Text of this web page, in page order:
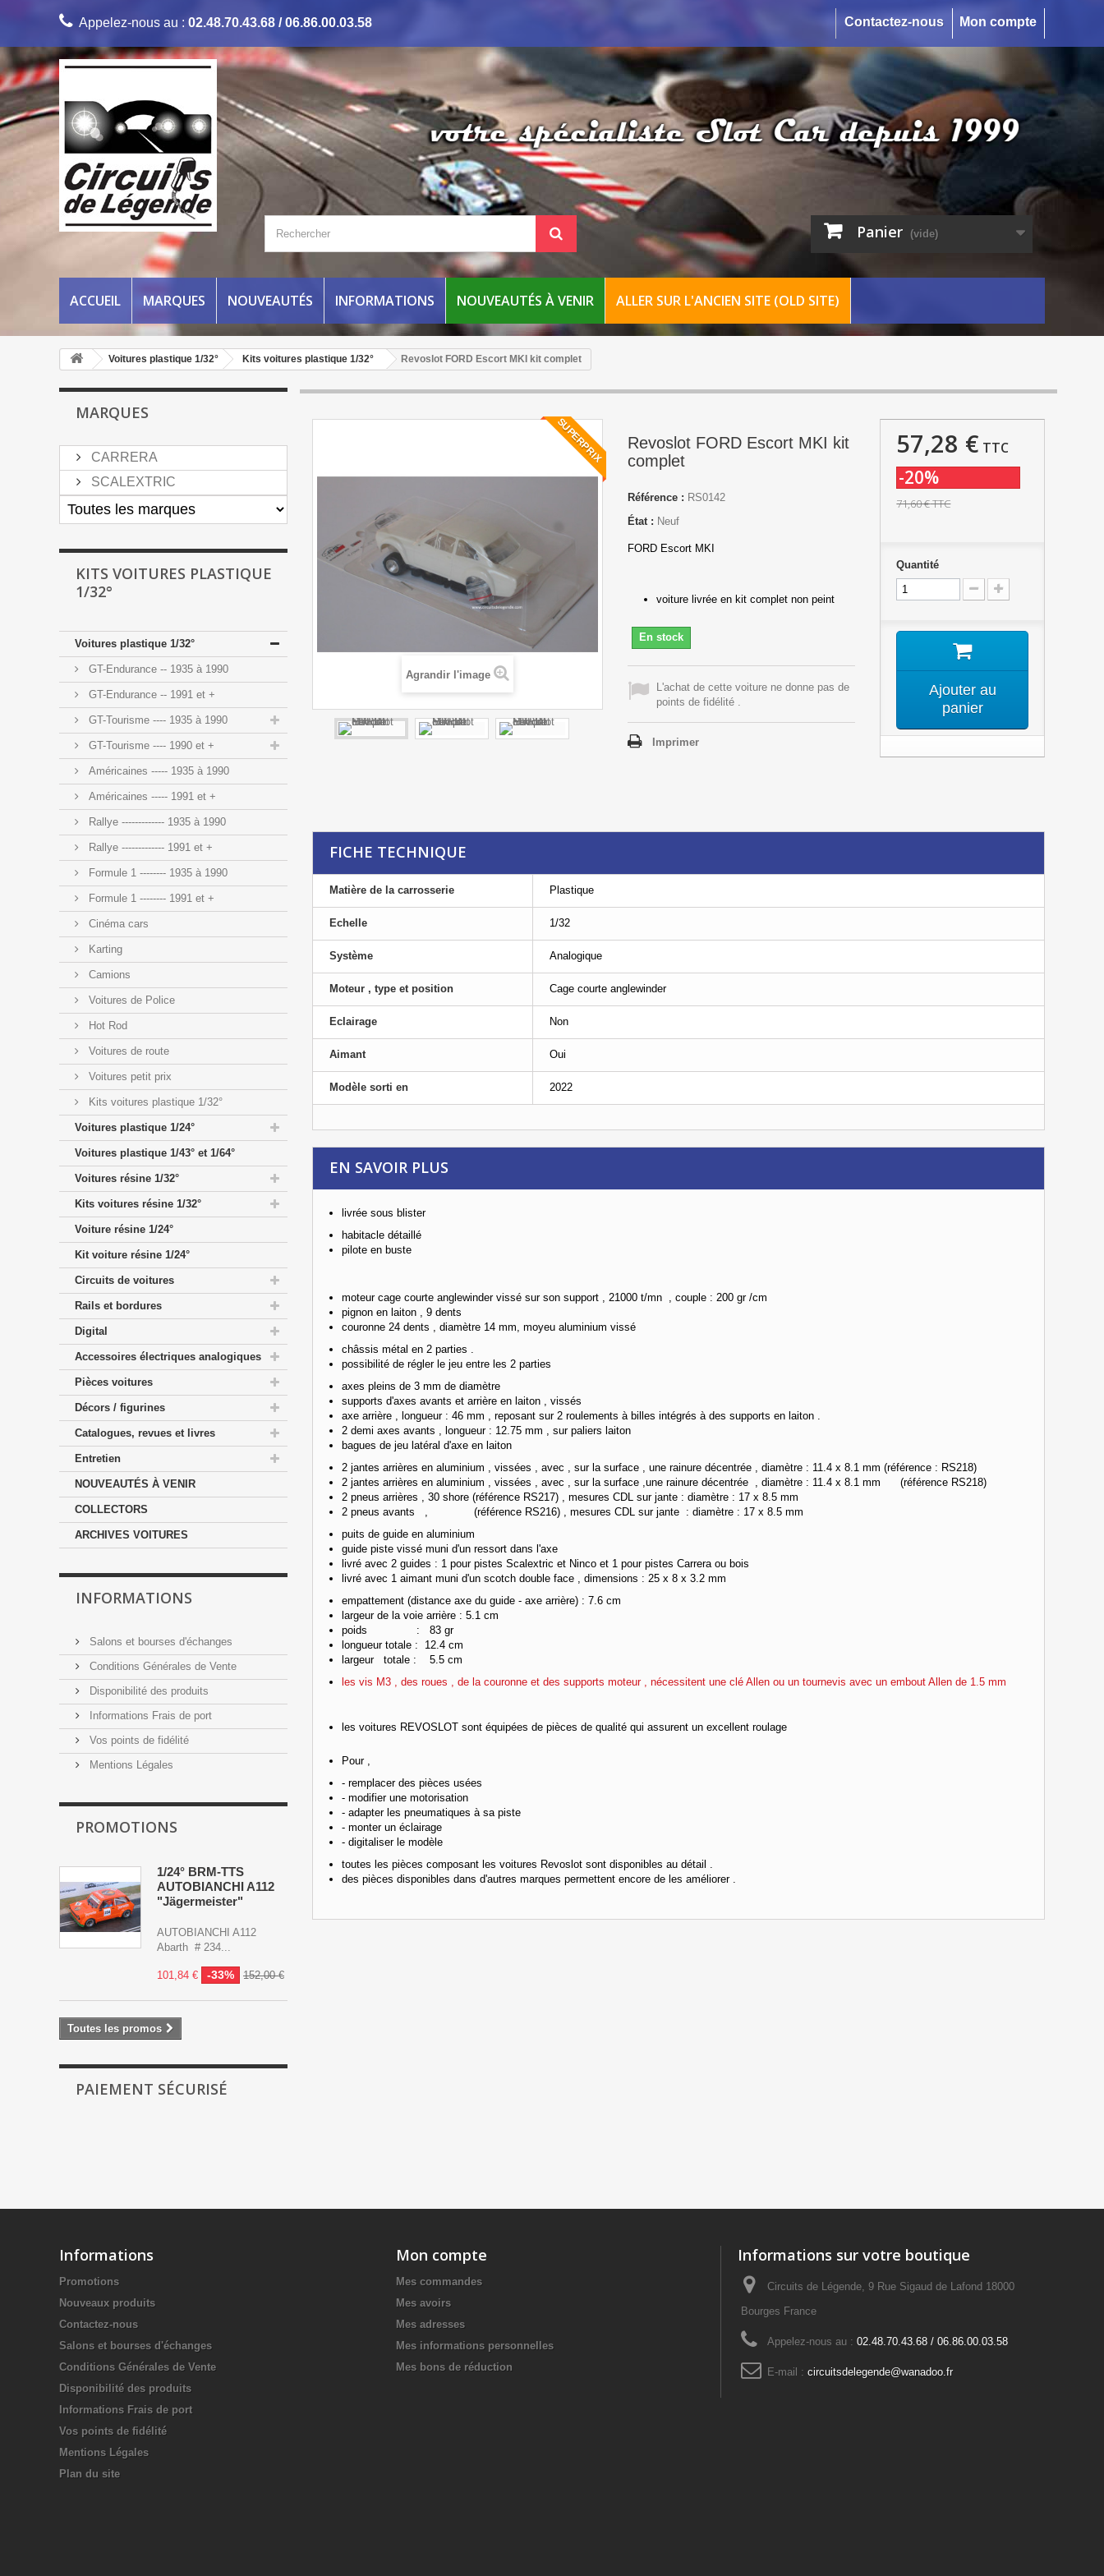
Mon compte
Contactez-nous
Appelez-nous au : 02.48.70.43.68 / 06.86.00.03.58
Panier (vide)
ACCUEIL MARQUES NOUVEAUTÉS INFORMATIONS NOUVEAUTÉS À VENIR ALLER SUR L'ANCIEN SITE (OLD SITE)
Voitures plastique 1/32° Kits voitures plastique 1/32° Revoslot FORD Escort MKI kit complet
MARQUES
CARRERA
SCALEXTRIC
KITS VOITURES PLASTIQUE
1/32°
Voitures plastique 1/32°
GT-Endurance -- 1935 à 1990
GT-Endurance -- 1991 et +
GT-Tourisme ---- 1935 à 1990
GT-Tourisme ---- 1990 et +
Américaines ----- 1935 à 1990
Américaines ----- 1991 et +
Rallye ------------- 1935 à 1990
Rallye ------------- 1991 et +
Formule 1 -------- 1935 à 1990
Formule 1 -------- 1991 et +
Cinéma cars
Karting
Camions
Voitures de Police
Hot Rod
Voitures de route
Voitures petit prix
Kits voitures plastique 1/32°
Voitures plastique 1/24°
Voitures plastique 1/43° et 1/64°
Voitures résine 1/32°
Kits voitures résine 1/32°
Voiture résine 1/24°
Kit voiture résine 1/24°
Circuits de voitures
Rails et bordures
Digital
Accessoires électriques analogiques
Pièces voitures
Décors / figurines
Catalogues, revues et livres
Entretien
NOUVEAUTÉS À VENIR
COLLECTORS
ARCHIVES VOITURES
INFORMATIONS
Salons et bourses d'échanges
Conditions Générales de Vente
Disponibilité des produits
Informations Frais de port
Vos points de fidélité
Mentions Légales
PROMOTIONS
1/24° BRM-TTS
AUTOBIANCHI A112
"Jägermeister"
AUTOBIANCHI A112
Abarth # 234...
101,84 € -33% 152,00 €
Toutes les promos
PAIEMENT SÉCURISÉ
SUPERPRIX
Agrandir l'image
Revoslot FORD Escort MKI kit
complet
Référence : RS0142
État : Neuf
FORD Escort MKI
voiture livrée en kit complet non peint
En stock
L'achat de cette voiture ne donne pas de
points de fidélité .
Imprimer
57,28 € TTC
-20%
71,60 €TTC
Quantité
Ajouter au
panier
FICHE TECHNIQUE
Matière de la carrosserie Plastique
Echelle 1/32
Système Analogique
Moteur , type et position Cage courte anglewinder
Eclairage Non
Aimant Oui
Modèle sorti en 2022
EN SAVOIR PLUS
livrée sous blister
habitacle détaillé
pilote en buste
moteur cage courte anglewinder vissé sur son support , 21000 t/mn , couple : 200 gr /cm
pignon en laiton , 9 dents
couronne 24 dents , diamètre 14 mm, moyeu aluminium vissé
châssis métal en 2 parties .
possibilité de régler le jeu entre les 2 parties
axes pleins de 3 mm de diamètre
supports d'axes avants et arrière en laiton , vissés
axe arrière , longueur : 46 mm , reposant sur 2 roulements à billes intégrés à des supports en laiton .
2 demi axes avants , longueur : 12.75 mm , sur paliers laiton
bagues de jeu latéral d'axe en laiton
2 jantes arrières en aluminium , vissées , avec , sur la surface , une rainure décentrée , diamètre : 11.4 x 8.1 mm (référence : RS218)
2 jantes arrières en aluminium , vissées , avec , sur la surface ,une rainure décentrée , diamètre : 11.4 x 8.1 mm (référence RS218)
2 pneus arrières , 30 shore (référence RS217) , mesures CDL sur jante : diamètre : 17 x 8.5 mm
2 pneus avants , (référence RS216) , mesures CDL sur jante : diamètre : 17 x 8.5 mm
puits de guide en aluminium
guide piste vissé muni d'un ressort dans l'axe
livré avec 2 guides : 1 pour pistes Scalextric et Ninco et 1 pour pistes Carrera ou bois
livré avec 1 aimant muni d'un scotch double face , dimensions : 25 x 8 x 3.2 mm
empattement (distance axe du guide - axe arrière) : 7.6 cm
largeur de la voie arrière : 5.1 cm
poids : 83 gr
longueur totale : 12.4 cm
largeur totale : 5.5 cm
les vis M3 , des roues , de la couronne et des supports moteur , nécessitent une clé Allen ou un tournevis avec un embout Allen de 1.5 mm
les voitures REVOSLOT sont équipées de pièces de qualité qui assurent un excellent roulage
Pour ,
- remplacer des pièces usées
- modifier une motorisation
- adapter les pneumatiques à sa piste
- monter un éclairage
- digitaliser le modèle
toutes les pièces composant les voitures Revoslot sont disponibles au détail .
des pièces disponibles dans d'autres marques permettent encore de les améliorer .
Informations
Promotions
Nouveaux produits
Contactez-nous
Salons et bourses d'échanges
Conditions Générales de Vente
Disponibilité des produits
Informations Frais de port
Vos points de fidélité
Mentions Légales
Plan du site
Mon compte
Mes commandes
Mes avoirs
Mes adresses
Mes informations personnelles
Mes bons de réduction
Informations sur votre boutique
Circuits de Légende, 9 Rue Sigaud de Lafond 18000
Bourges France
Appelez-nous au : 02.48.70.43.68 / 06.86.00.03.58
E-mail : circuitsdelegende@wanadoo.fr